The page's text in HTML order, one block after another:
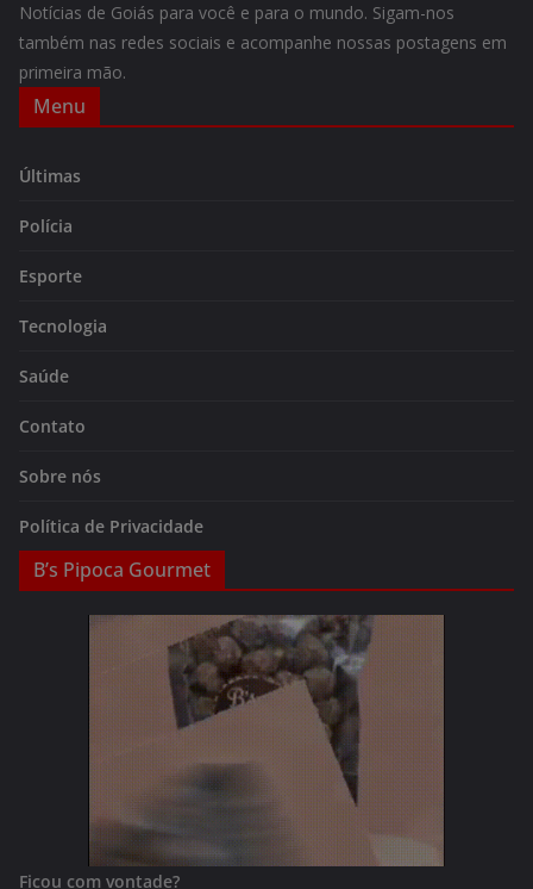
Notícias de Goiás para você e para o mundo. Sigam-nos
também nas redes sociais e acompanhe nossas postagens em
primeira mão.
Menu
Últimas
Polícia
Esporte
Tecnologia
Saúde
Contato
Sobre nós
Política de Privacidade
B’s Pipoca Gourmet
Ficou com vontade?